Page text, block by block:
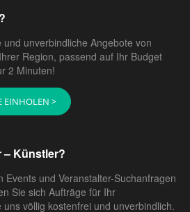
unverbindliche Angebote von
Region, passend auf Ihr Budget
2 Minuten!
EINHOLEN >
– Künstler?
Events und Veranstalter-Suchanfragen
Sie sich Aufträge für Ihr
völlig kostenfrei und unverbindlich.